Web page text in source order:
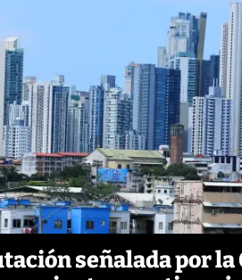
señalada por la